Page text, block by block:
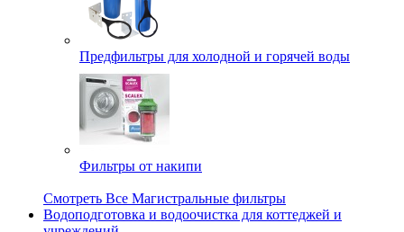
Предфильтры для холодной и горячей воды
Фильтры от накипи
Смотреть Все Магистральные фильтры
Водоподготовка и водоочистка для коттеджей и